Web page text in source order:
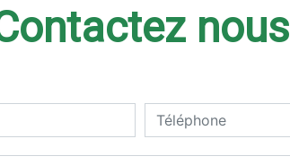
nous